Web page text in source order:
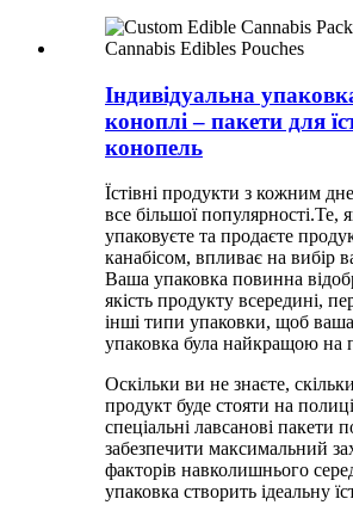
Індивідуальна упаковка
коноплі – пакети для
конопель
Їстівні продукти з кожним
все більшої популярності.Те,
упаковуєте та продаєте
канабісом, впливає на вибір
Ваша упаковка повинна
якість продукту всередині,
інші типи упаковки, щоб ваша
упаковка була найкращою на
Оскільки ви не знаєте,
продукт буде стояти на
спеціальні лавсанові пакети
забезпечити максимальний
факторів навколишнього
упаковка створить ідеальну